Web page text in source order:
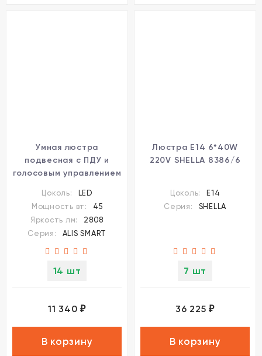
Умная люстра
подвесная с ПДУ и
голосовым управлением
220V ALIS SMART
8380/45L
Цоколь:
LED
Мощность вт:
45
Яркость лм:
2808
Серия:
ALIS SMART
14 шт
11 340₽
В корзину
Люстра E14 6*40W
220V SHELLA 8386/6
Цоколь:
E14
Серия:
SHELLA
7 шт
36 225₽
В корзину